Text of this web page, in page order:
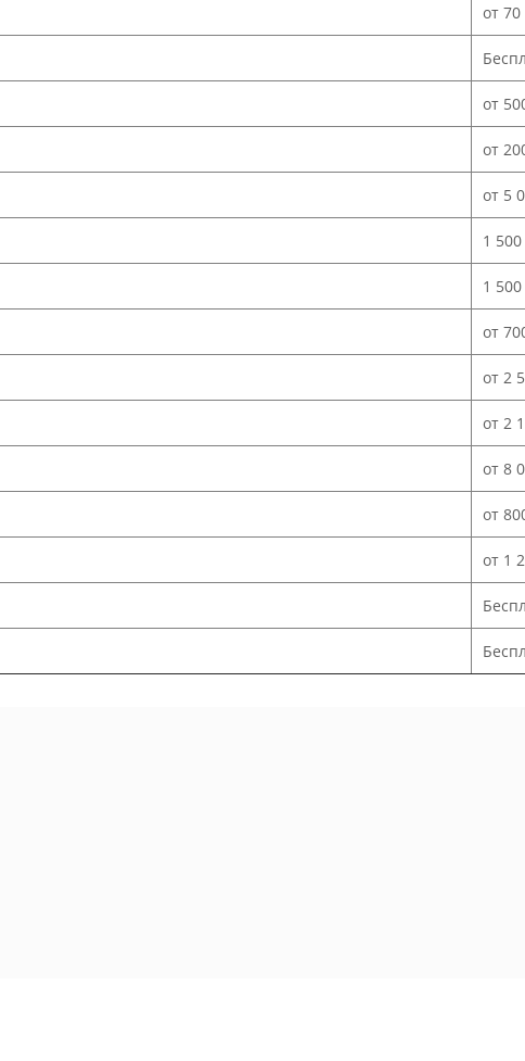
от
от
от
от 5
1
1
от
от 2
от 2
от 8
от
от 1